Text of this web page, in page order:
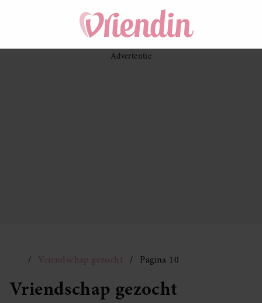
Vriendschap gezocht Pagina 10
Vriendschap gezocht